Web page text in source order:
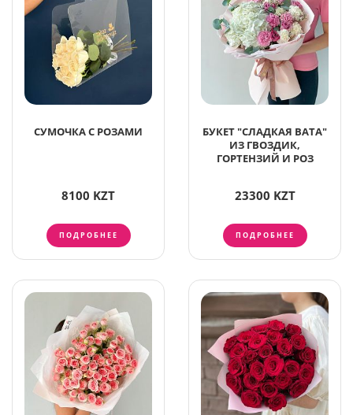
СУМОЧКА С РОЗАМИ
8100 KZT
ПОДРОБНЕЕ
БУКЕТ "СЛАДКАЯ ВАТА"
ИЗ ГВОЗДИК,
ГОРТЕНЗИЙ И РОЗ
23300 KZT
ПОДРОБНЕЕ